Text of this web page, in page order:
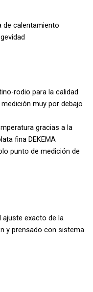
de calentamiento
rodio para la calidad
muy por debajo
gracias a la
fina DEKEMA
punto de medición de
ajuste exacto de la
y prensado con sistema